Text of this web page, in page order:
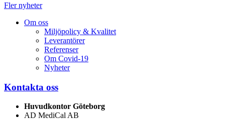
Fler nyheter
Om oss
Miljöpolicy & Kvalitet
Leverantörer
Referenser
Om Covid-19
Nyheter
Kontakta oss
Huvudkontor Göteborg
AD MediCal AB